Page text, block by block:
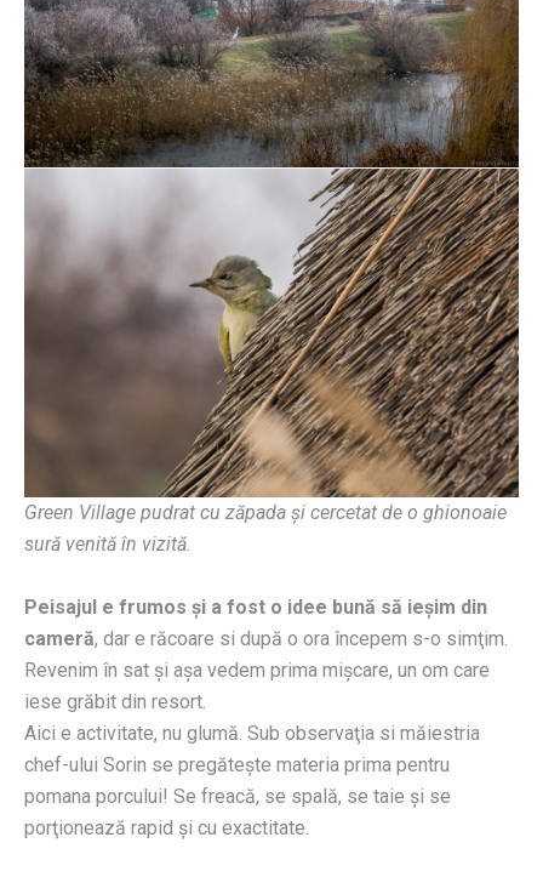
Green Village pudrat cu zăpada şi cercetat de o ghionoaie
sură venită în vizită.
Peisajul e frumos şi a fost o idee bună să ieşim din
cameră, dar e răcoare si după o ora începem s-o simţim.
Revenim în sat şi aşa vedem prima mişcare, un om care
iese grăbit din resort.
Aici e activitate, nu glumă. Sub observaţia si măiestria
chef-ului Sorin se pregăteşte materia prima pentru
pomana porcului! Se freacă, se spală, se taie şi se
porţionează rapid şi cu exactitate.